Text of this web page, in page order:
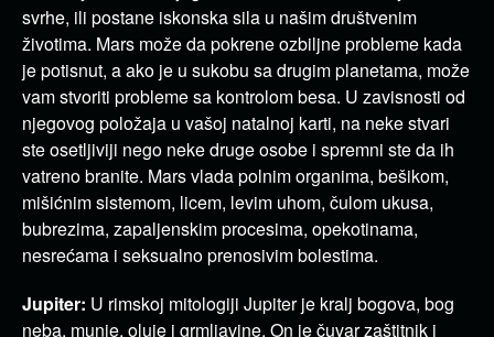
svrhe, ili postane iskonska sila u našim društvenim
životima. Mars može da pokrene ozbiljne probleme kada
je potisnut, a ako je u sukobu sa drugim planetama, može
vam stvoriti probleme sa kontrolom besa. U zavisnosti od
njegovog položaja u vašoj natalnoj karti, na neke stvari
ste osetljiviji nego neke druge osobe i spremni ste da ih
vatreno branite. Mars vlada polnim organima, bešikom,
mišićnim sistemom, licem, levim uhom, čulom ukusa,
bubrezima, zapaljenskim procesima, opekotinama,
nesrećama i seksualno prenosivim bolestima.
Jupiter: U rimskoj mitologiji Jupiter je kralj bogova, bog
neba, munje, oluje i grmljavine. On je čuvar zaštitnik i